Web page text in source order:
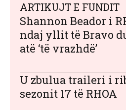
ARTIKUJT E FUNDIT
Shannon Beador i
ndaj yllit të Bravo
atë ‘të vrazhdë’
U zbulua traileri i
sezonit 17 të RHOA